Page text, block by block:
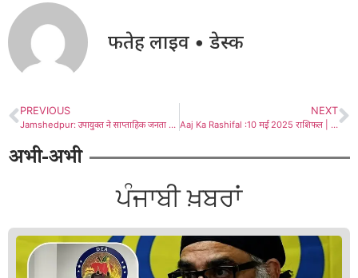
फतेह लाइव • डेस्क
PREVIOUS
Jamshedpur: उपायुक्त ने साप्ताहिक जनता दरबार में आम नागरिकों की समस्याओं से हुए अवगत, मौके पर कई मामलों का किया समाधान
NEXT
Aaj Ka Rashifal :10 मई 2025 राशिफल | जानिए सभी 12 राशियों का भाग्यफल
अभी-अभी
ਪੰਜਾਬੀ ਖ਼ਬਰਾਂ